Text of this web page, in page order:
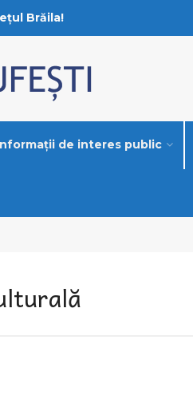
Brăila!
de interes public